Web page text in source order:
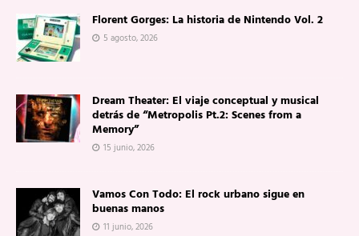
Florent Gorges: La historia de Nintendo Vol. 2
5 agosto, 2026
Dream Theater: El viaje conceptual y musical
detrás de “Metropolis Pt.2: Scenes from a
Memory”
15 junio, 2026
Vamos Con Todo: El rock urbano sigue en
buenas manos
11 junio, 2026